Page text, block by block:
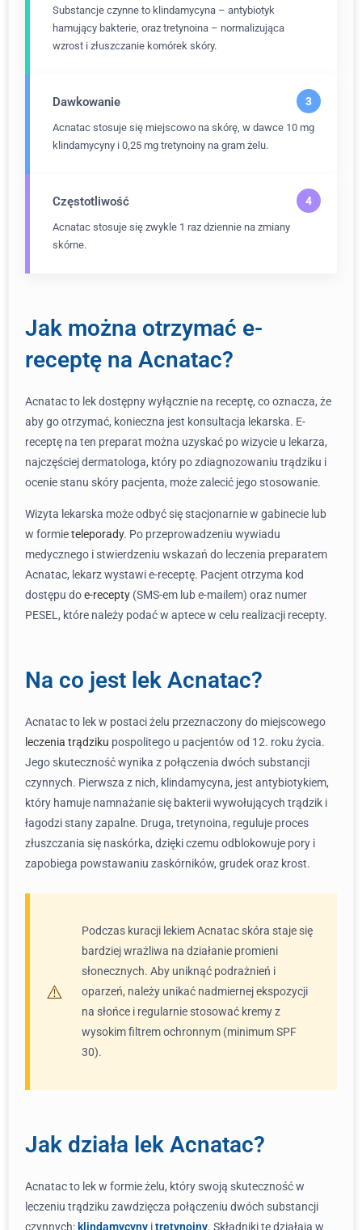
Substancje czynne to klindamycyna – antybiotyk
hamujący bakterie, oraz tretynoina – normalizująca
wzrost i złuszczanie komórek skóry.
Dawkowanie
Acnatac stosuje się miejscowo na skórę, w dawce 10 mg
klindamycyny i 0,25 mg tretynoiny na gram żelu.
Częstotliwość
Acnatac stosuje się zwykle 1 raz dziennie na zmiany
skórne.
Jak można otrzymać e-
receptę na Acnatac?
Acnatac to lek dostępny wyłącznie na receptę, co oznacza, że
aby go otrzymać, konieczna jest konsultacja lekarska. E-
receptę na ten preparat można uzyskać po wizycie u lekarza,
najczęściej dermatologa, który po zdiagnozowaniu trądziku i
ocenie stanu skóry pacjenta, może zalecić jego stosowanie.
Wizyta lekarska może odbyć się stacjonarnie w gabinecie lub
w formieteleporady. Po przeprowadzeniu wywiadu
medycznego i stwierdzeniu wskazań do leczenia preparatem
Acnatac, lekarz wystawi e-receptę. Pacjent otrzyma kod
dostępu doe-recepty (SMS-em lub e-mailem) oraz numer
PESEL, które należy podać w aptece w celu realizacji recepty.
Na co jest lek Acnatac?
Acnatac to lek w postaci żelu przeznaczony do miejscowego
leczenia trądziku pospolitego u pacjentów od 12. roku życia.
Jego skuteczność wynika z połączenia dwóch substancji
czynnych. Pierwsza z nich, klindamycyna, jest antybiotykiem,
który hamuje namnażanie się bakterii wywołujących trądzik i
łagodzi stany zapalne. Druga, tretynoina, reguluje proces
złuszczania się naskórka, dzięki czemu odblokowuje pory i
zapobiega powstawaniu zaskórników, grudek oraz krost.
Podczas kuracji lekiem Acnatac skóra staje się
bardziej wrażliwa na działanie promieni
słonecznych. Aby uniknąć podrażnień i
oparzeń, należy unikać nadmiernej ekspozycji
na słońce i regularnie stosować kremy z
wysokim filtrem ochronnym (minimum SPF
30).
Jak działa lek Acnatac?
Acnatac to lek w formie żelu, który swoją skuteczność w
leczeniu trądziku zawdzięcza połączeniu dwóch substancji
czynnych: klindamycyny itretynoiny. Składniki te działają w